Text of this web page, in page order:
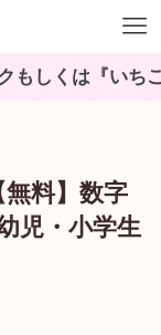
くは『いちごド
料】数字
児・小学生